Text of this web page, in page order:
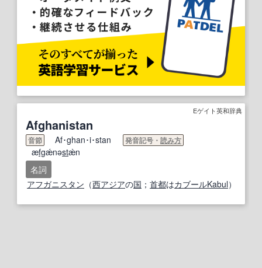
Eゲイト英和辞典
Afghanistan
音節 Af･ghan･i･stan 発音記号・ 読み方
æfgǽnəstæ̀n
名詞
アフガニスタン （西アジアの国 ； 首都はカブールKabul）